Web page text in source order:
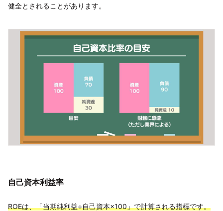
健全とされることがあります。
自己資本利益率
ROEは、「当期純利益÷自己資本×100」で計算される指標です。